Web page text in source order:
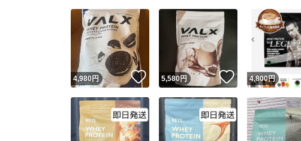
4,980円 いいね！
5,580円 いいね！
4,800円